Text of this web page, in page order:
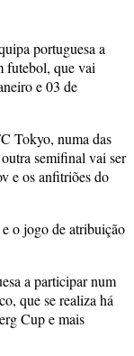
portuguesa a
futebol, que vai
e 03 de
Tokyo, numa das
semifinal vai ser
e os anfitriões do
o jogo de atribuição
a participar num
que se realiza há
Cup e mais